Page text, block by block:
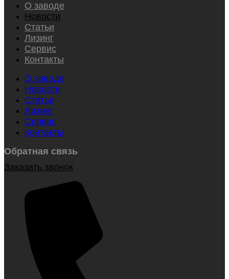
О заводе
Новости
Статьи
Лизинг
Сервис
Контакты
О заводе
Новости
Статьи
Лизинг
Сервис
Контакты
Обратная связь
Заказать звонок